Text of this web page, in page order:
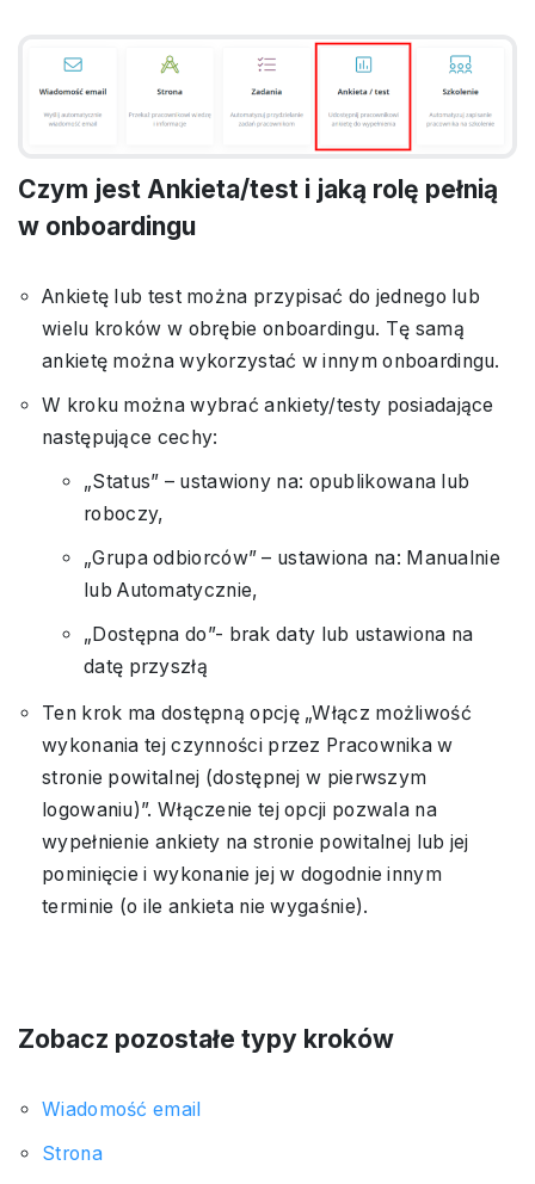
Czym jest Ankieta/test i jaką rolę pełnią
w onboardingu
Ankietę lub test można przypisać do jednego lub
wielu kroków w obrębie onboardingu. Tę samą
ankietę można wykorzystać w innym onboardingu.
W kroku można wybrać ankiety/testy posiadające
następujące cechy:
„Status” – ustawiony na: opublikowana lub
roboczy,
„Grupa odbiorców” – ustawiona na: Manualnie
lub Automatycznie,
„Dostępna do”- brak daty lub ustawiona na
datę przyszłą
Ten krok ma dostępną opcję „Włącz możliwość
wykonania tej czynności przez Pracownika w
stronie powitalnej (dostępnej w pierwszym
logowaniu)”. Włączenie tej opcji pozwala na
wypełnienie ankiety na stronie powitalnej lub jej
pominięcie i wykonanie jej w dogodnie innym
terminie (o ile ankieta nie wygaśnie).
Zobacz pozostałe typy kroków
Wiadomość email
Strona